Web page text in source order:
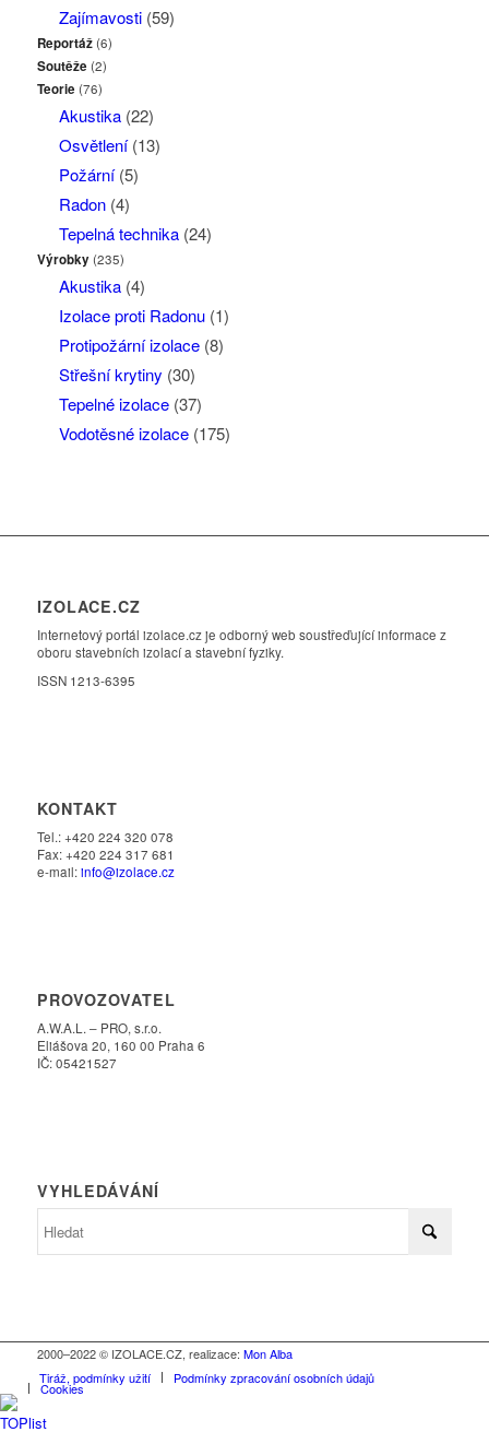
Zajímavosti(59)
Reportáž(6)
Soutěže (2)
Teorie (76)
Akustika(22)
Osvětlení(13)
Požární(5)
Radon(4)
Tepelná technika(24)
Výrobky(235)
Akustika(4)
Izolace proti Radonu(1)
Protipožární izolace(8)
Střešní krytiny (30)
Tepelné izolace(37)
Vodotěsné izolace(175)
IZOLACE.CZ
Internetový portál izolace.cz je odborný web soustřeďující informace z
oboru stavebních izolací a stavební fyziky.
ISSN 1213-6395
KONTAKT
Tel.: +420 224 320 078
Fax: +420 224 317 681
e-mail:info@izolace.cz
PROVOZOVATEL
A.W.A.L. – PRO, s.r.o.
Eliášova 20, 160 00 Praha 6
IČ: 05421527
VYHLEDÁVÁNÍ
2000–2022 © IZOLACE.CZ, realizace: Mon Alba
Tiráž, podmínky užití
Podmínky zpracování osobních údajů
Cookies